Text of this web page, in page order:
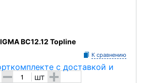
BC12.12 Topline
К сравнению
- шт +